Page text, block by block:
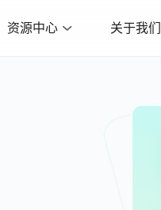
资源中心 关于我们